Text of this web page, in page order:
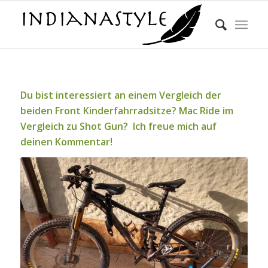
Du bist interessiert an einem Vergleich der
beiden Front Kinderfahrradsitze? Mac Ride im
Vergleich zu Shot Gun? Ich freue mich auf
deinen Kommentar!